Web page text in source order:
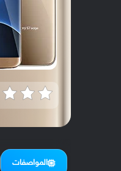
المواصفات